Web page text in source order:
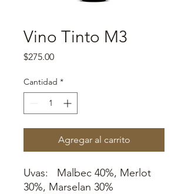
Vino Tinto M3
$275.00Precio
Cantidad *
Agregar al carrito
Uvas: Malbec 40%, Merlot
30%, Marselan 30%